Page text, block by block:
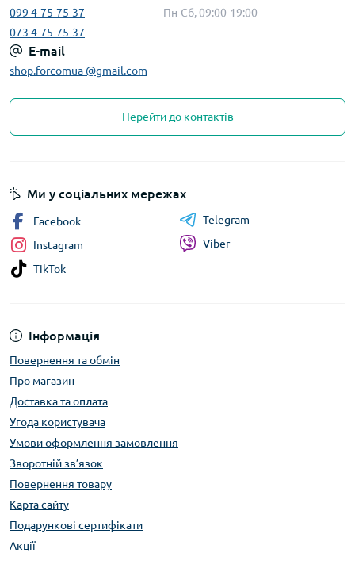
099 4-75-75-37
073 4-75-75-37
Пн-Сб, 09:00-19:00
E-mail
shop.forcomua @gmail.com
Перейти до контактів
Інформація
Повернення та обмін
Про магазин
Доставка та оплата
Угода користувача
Умови оформлення замовлення
Зворотній зв’язок
Повернення товару
Карта сайту
Подарункові сертифікати
Акції
Ми у соціальних мережах
Facebook
Instagram
TikTok
Telegram
Viber